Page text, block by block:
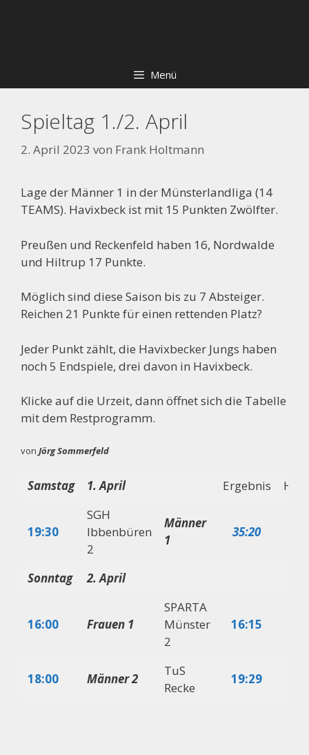
Menü
Spieltag 1./2. April
2. April 2023 von Frank Holtmann
Lage der Männer 1 in der Münsterlandliga (14
TEAMS). Havixbeck ist mit 15 Punkten Zwölfter.
Preußen und Reckenfeld haben 16, Nordwalde
und Hiltrup 17 Punkte.
Möglich sind diese Saison bis zu 7 Absteiger.
Reichen 21 Punkte für einen rettenden Platz?
Jeder Punkt zählt, die Havixbecker Jungs haben
noch 5 Endspiele, drei davon in Havixbeck.
Klicke auf die Urzeit, dann öffnet sich die Tabelle
mit dem Restprogramm.
von Jörg Sommerfeld
Samstag 1. April Ergebnis
19:30
SGH
Ibbenbüren
2
Männer
1
35:20
Sonntag 2. April
16:00 Frauen 1
SPARTA
Münster
2
16:15
18:00 Männer 2
TuS
Recke
19:29